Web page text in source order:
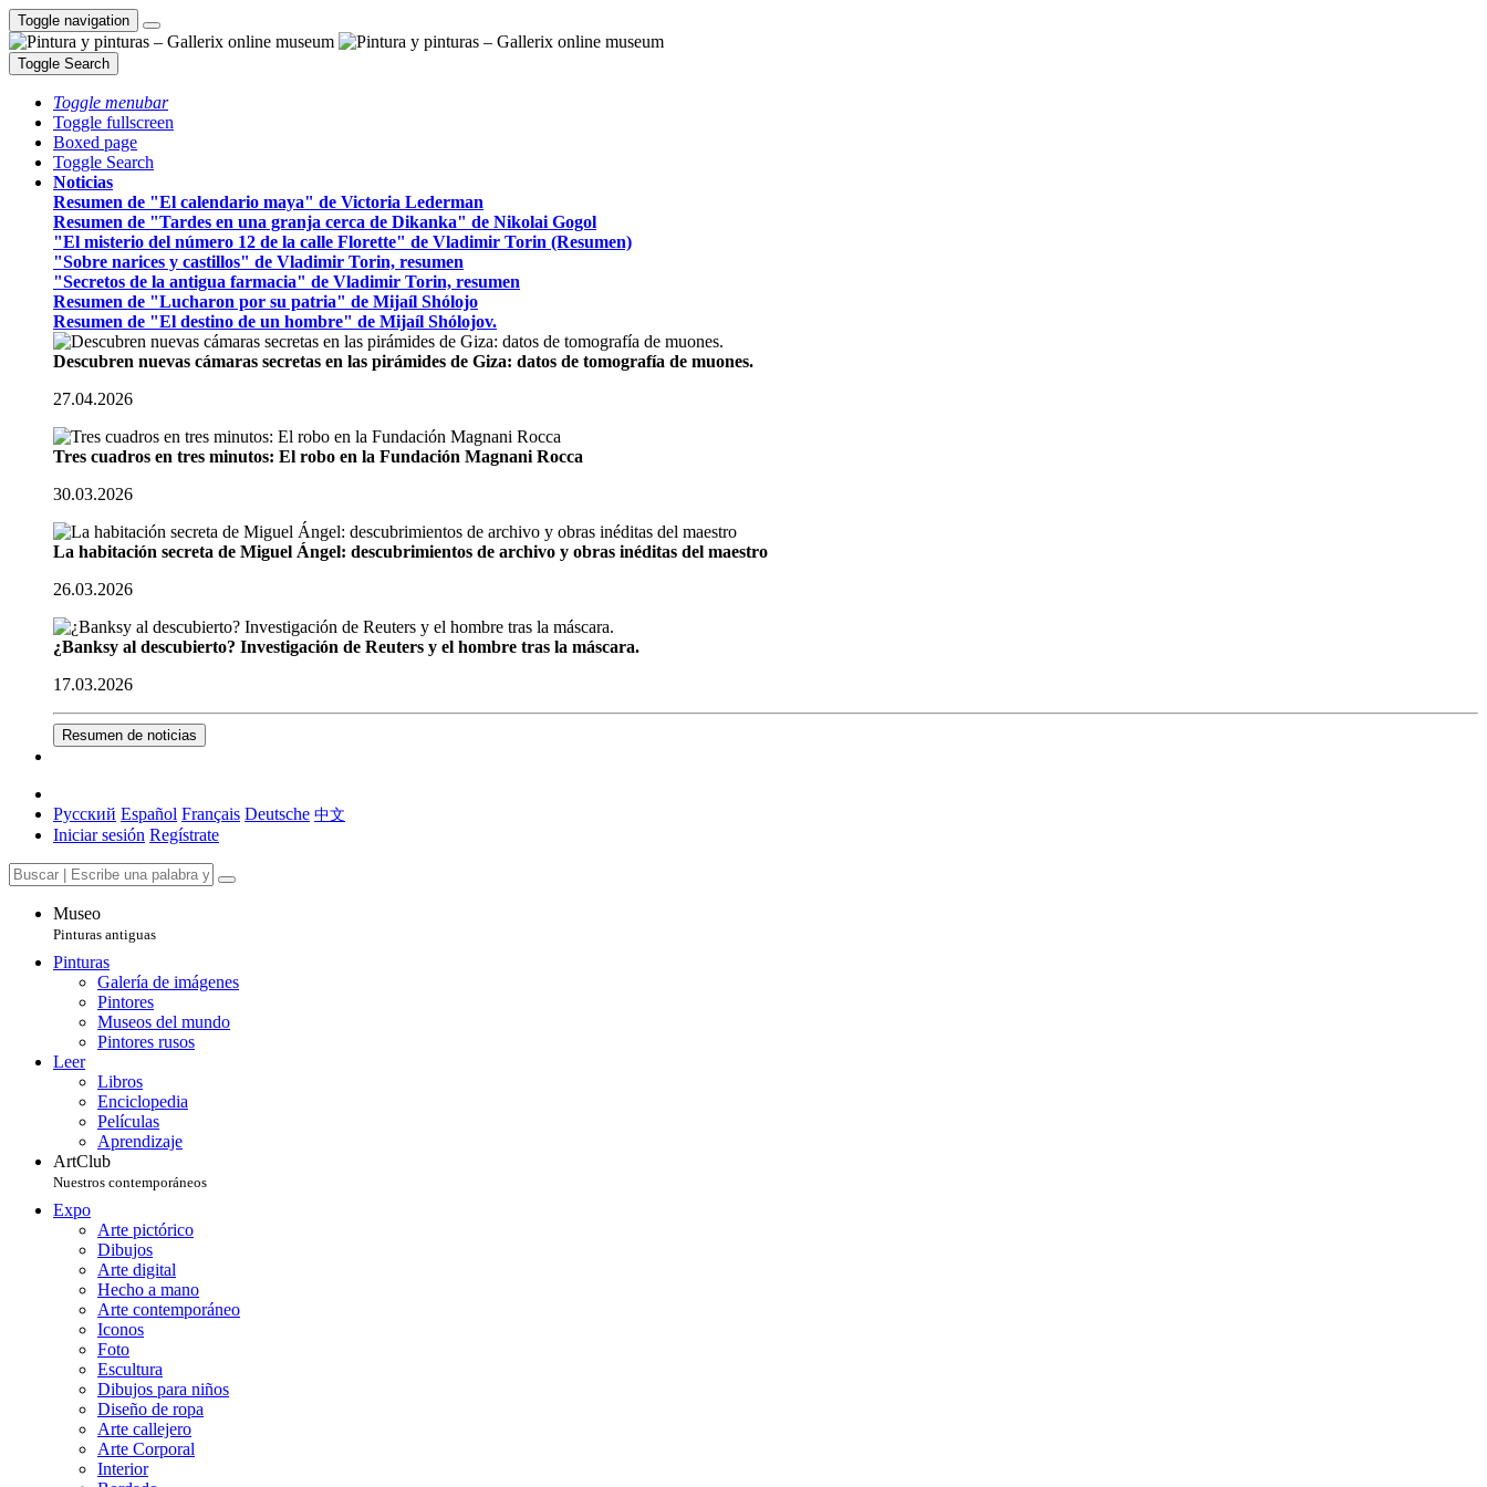
Toggle navigation
Toggle Search
Toggle menubar
Toggle fullscreen
Boxed page
Toggle Search
Noticias
Resumen de "El calendario maya" de Victoria Lederman
Resumen de "Tardes en una granja cerca de Dikanka" de Nikolai Gogol
"El misterio del número 12 de la calle Florette" de Vladimir Torin (Resumen)
"Sobre narices y castillos" de Vladimir Torin, resumen
"Secretos de la antigua farmacia" de Vladimir Torin, resumen
Resumen de "Lucharon por su patria" de Mijaíl Shólojo
Resumen de "El destino de un hombre" de Mijaíl Shólojov.
Descubren nuevas cámaras secretas en las pirámides de Giza: datos de tomografía de muones.
27.04.2026
Tres cuadros en tres minutos: El robo en la Fundación Magnani Rocca
30.03.2026
La habitación secreta de Miguel Ángel: descubrimientos de archivo y obras inéditas del maestro
26.03.2026
¿Banksy al descubierto? Investigación de Reuters y el hombre tras la máscara.
17.03.2026
Resumen de noticias
Русский Español Français Deutsche 中文
Iniciar sesión Regístrate
Museo
Pinturas antiguas
Pinturas
Galería de imágenes
Pintores
Museos del mundo
Pintores rusos
Leer
Libros
Enciclopedia
Películas
Aprendizaje
ArtClub
Nuestros contemporáneos
Expo
Arte pictórico
Dibujos
Arte digital
Hecho a mano
Arte contemporáneo
Iconos
Foto
Escultura
Dibujos para niños
Diseño de ropa
Arte callejero
Arte Corporal
Interior